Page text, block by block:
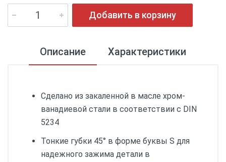
Добавить в корзину
Описание Характеристики
Сделано из закаленной в масле хром-
ванадиевой стали в соответствии с DIN
5234
Тонкие губки 45° в форме буквы S для
надежного зажима детали в